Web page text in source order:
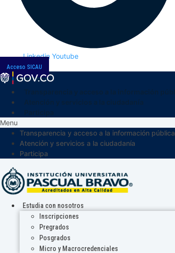
Linkedin Youtube
Acceso SICAU
Menu
Transparencia y acceso a la información pública
Atención y servicios a la ciudadanía
Participa
Estudia con nosotros
Inscripciones
Pregrados
Posgrados
Micro y Macrocredenciales